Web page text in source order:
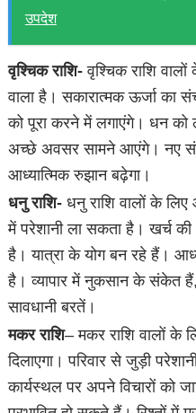
उपदेश
वृश्चिक राशि-वृश्चिक राशि
वाला है। सकारात्मक ऊर्जा का
को पूरा करने में लगाएंगे। धन
अच्छे अवसर सामने आएंगे। नए
आध्यात्मिक रुझान बढ़ेगा।
धनु राशि- धनु राशि वालों के
में परेशानी ला सकता है। खर्च
है। यात्रा के योग बन रहे हैं।
है। व्यापार में नुकसान के संकेत
सावधानी बरतें।
मकर राशि– मकर राशि वालों के
दिलाएगा। परिवार से जुड़ी
कार्यस्थल पर अपने विचारों को